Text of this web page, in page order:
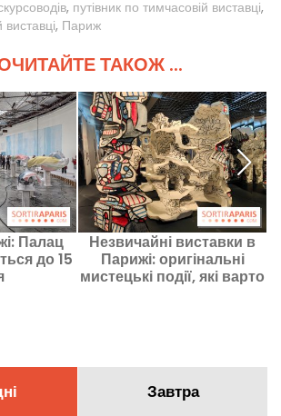
, путівник по тимчасовій виставці,
виставці, Париж
ТАКОЖ ...
Палац
до 15
Незвичайні виставки в
Парижі: оригінальні
мистецькі події, які варто
Завтра